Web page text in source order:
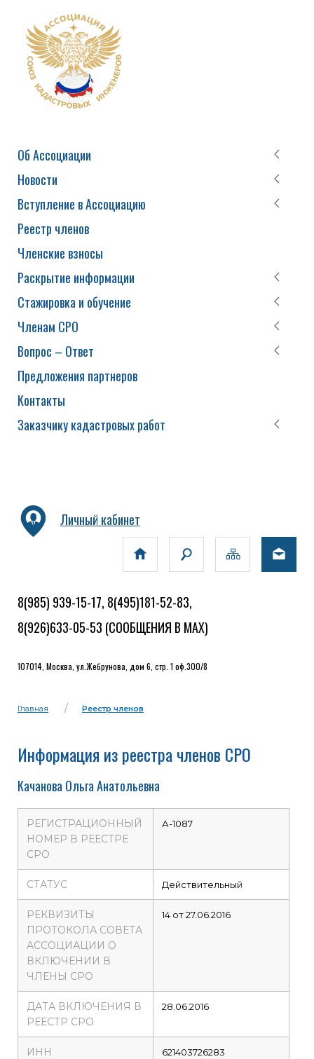
Об Ассоциации
Новости
Вступление в Ассоциацию
Реестр членов
Членские взносы
Раскрытие информации
Стажировка и обучение
Членам СРО
Вопрос – Ответ
Предложения партнеров
Контакты
Заказчику кадастровых работ
Личный кабинет
8(985) 939-15-17, 8(495)181-52-83,
8(926)633-05-53 (СООБЩЕНИЯ В MAX)
107014, Москва, ул.Жебрунова, дом 6, стр. 1 оф.300/8
Главная Реестр членов
Информация из реестра членов СРО
Качанова Ольга Анатольевна
РЕГИСТРАЦИОННЫЙ
НОМЕР В РЕЕСТРЕ
СРО
А-1087
СТАТУС Действительный
РЕКВИЗИТЫ
ПРОТОКОЛА СОВЕТА
АССОЦИАЦИИ О
ВКЛЮЧЕНИИ В
ЧЛЕНЫ СРО
14 от 27.06.2016
ДАТА ВКЛЮЧЕНИЯ В
РЕЕСТР СРО
28.06.2016
ИНН 621403726283